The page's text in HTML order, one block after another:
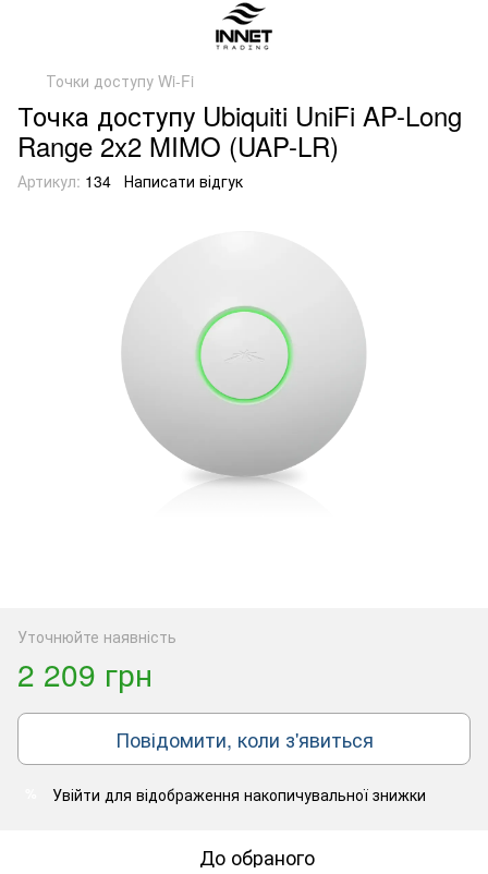
Точки доступу Wi-Fi
Точка доступу Ubiquiti UniFi AP-Long
Range 2x2 MIMO (UAP-LR)
Артикул: 134 Написати відгук
Уточнюйте наявність
2 209 грн
Повідомити, коли з'явиться
Увійти для відображення накопичувальної знижки
До обраного